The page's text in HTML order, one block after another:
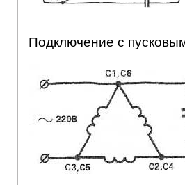
Подключение с